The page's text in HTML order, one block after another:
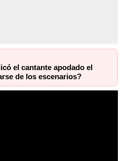
el cantante apodado el
de los escenarios?